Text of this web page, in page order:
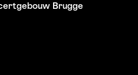
Brugge